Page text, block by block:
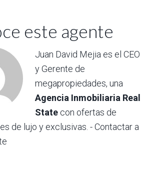
este agente
Juan David Mejia es el CEO
y Gerente de
megapropiedades, una
Agencia Inmobiliaria Real
State con ofertas de
de lujo y exclusivas. - Contactar a